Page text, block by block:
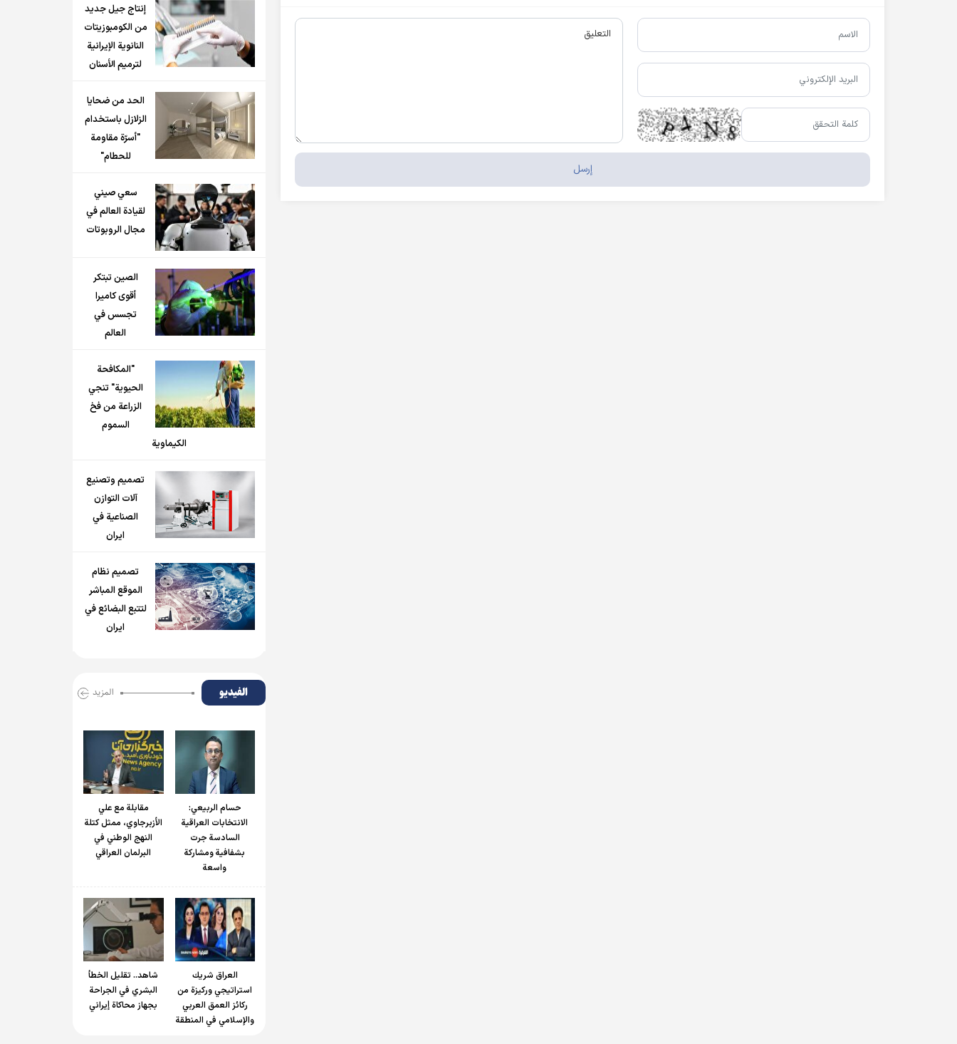
إنتاج جيل جديد
من الكومبوزيتات
النانوية الإيرانية
لترميم الأسنان
الحد من ضحايا
الزلازل باستخدام
"أسرّة مقاومة
للحطام"
سعي صيني
لقيادة العالم في
مجال الروبوتات
الصين تبتكر
أقوى كاميرا
تجسس في
العالم
"المكافحة
الحيوية" تنجي
الزراعة من فخ
السموم
الكيماوية
تصميم وتصنيع
آلات التوازن
الصناعية في
ايران
تصميم نظام
الموقع المباشر
لتتبع البضائع في
ايران
الفیدیو المزید
حسام الربیعي:
الانتخابات العراقية
السادسة جرت
بشفافية ومشاركة
واسعة
مقابلة مع علي
الأزبرجاوي، ممثل كتلة
النهج الوطني في
البرلمان العراقي
العراق شريك
استراتيجي وركيزة من
ركائز العمق العربي
والإسلامي في المنطقة
شاهد.. تقليل الخطأ
البشري في الجراحة
بجهاز محاكاة إيراني